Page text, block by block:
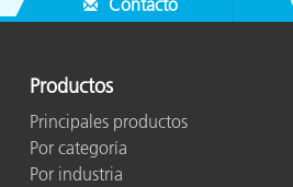
Productos
Principales productos
Por categoría
Por industria